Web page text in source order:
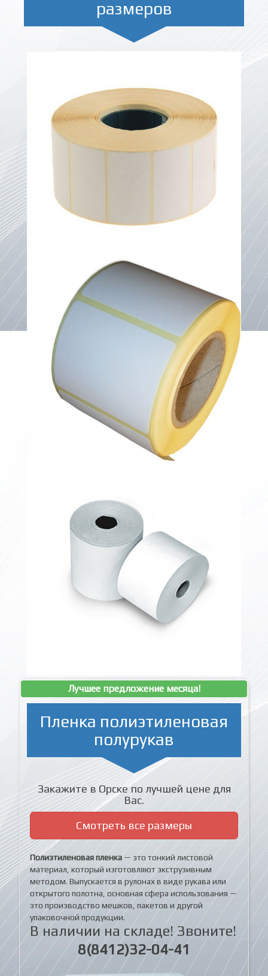
размеров
Лучшее предложение месяца!
Пленка полиэтиленовая
полурукав
Закажите в Орске по лучшей цене для
Вас.
Смотреть все размеры
Полиэтиленовая пленка — это тонкий листовой
материал, который изготовляют экструзивным
методом. Выпускается в рулонах в виде рукава или
открытого полотна, основная сфера использования —
это производство мешков, пакетов и другой
упаковочной продукции.
В наличии на складе! Звоните!
8(8412)32-04-41